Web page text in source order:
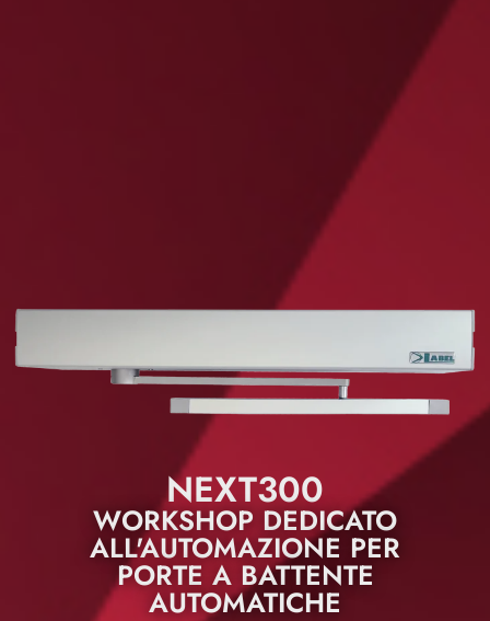
NEXT300
WORKSHOP DEDICATO
ALL'AUTOMAZIONE PER
PORTE A BATTENTE
AUTOMATICHE